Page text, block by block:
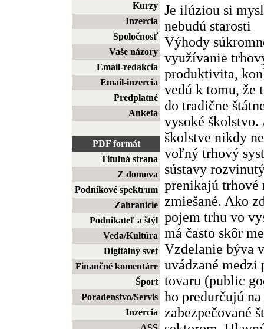
Kurzy
Inzercia
Spoločnosť
Vaše názory
Email-redakcia
Email-inzercia
Predplatné
Anketa
PDF formát
Titulná strana
Z domova
Podnikové spektrum
Zahranicie
Podnikateľ a štýl
Veda/Kultúra
Digitálny svet
Finančné komentáre
Šport
Poradenstvo/Servis
Inzercia
Je ilúziou si
nebudú starosti
Výhody
využívanie
produktivita,
vedú k tomu, že
do tradične
vysoké
školstve nikdy
voľný trhový
sústavy
prenikajú trhové
zmiešané. Ako
pojem trhu vo
má často skôr
Vzdelanie býva
uvádzané
tovaru (public
ho predurčujú
zabezpečované